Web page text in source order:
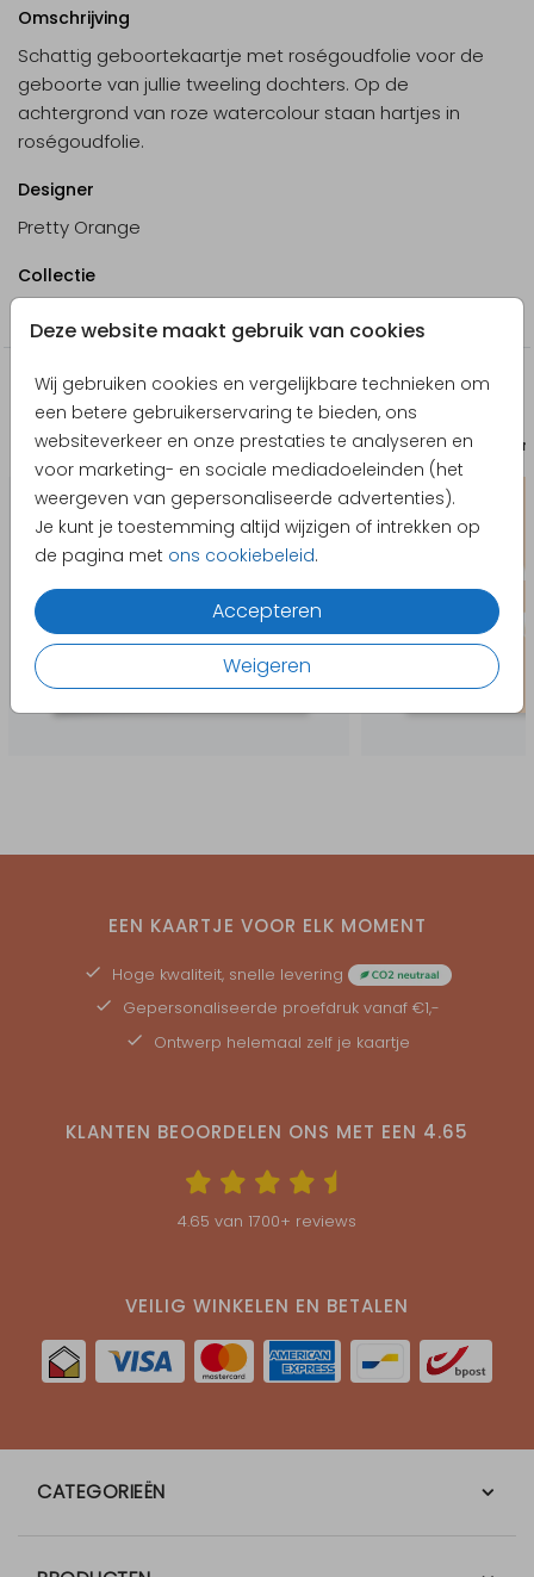
Deze website maakt gebruik van cookies
Wij gebruiken cookies en vergelijkbare technieken om
een betere gebruikerservaring te bieden, ons
websiteverkeer en onze prestaties te analyseren en
voor marketing- en sociale mediadoeleinden (het
weergeven van gepersonaliseerde advertenties).
Je kunt je toestemming altijd wijzigen of intrekken op
de pagina met ons cookiebeleid.
Accepteren
Weigeren
Omschrijving
Schattig geboortekaartje met roségoudfolie voor de
geboorte van jullie tweeling dochters. Op de
achtergrond van roze watercolour staan hartjes in
roségoudfolie.
Designer
Pretty Orange
Collectie
Producten die hierop lijken
Geboortekaart
EEN KAARTJE VOOR ELK MOMENT
Hoge kwaliteit, snelle levering
Gepersonaliseerde proefdruk vanaf €1,-
Ontwerp helemaal zelf je kaartje
KLANTEN BEOORDELEN ONS MET EEN 4.65
4.65 van 1700+ reviews
VEILIG WINKELEN EN BETALEN
CATEGORIEËN